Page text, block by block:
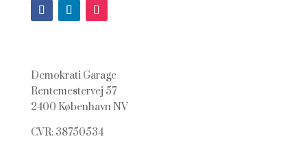
Demokrati Garage
Rentemestervej 57
2400 København NV
CVR: 38750534